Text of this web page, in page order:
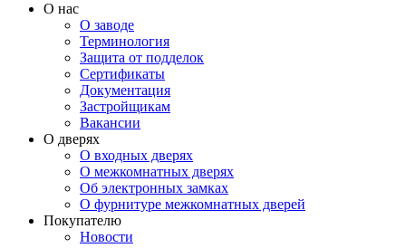
О нас
О заводе
Терминология
Защита от подделок
Сертификаты
Документация
Застройщикам
Вакансии
О дверях
О входных дверях
О межкомнатных дверях
Об электронных замках
О фурнитуре межкомнатных дверей
Покупателю
Новости